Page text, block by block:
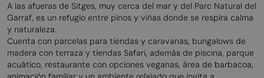
A las afueras de Sitges, muy cerca del mar y del Parc Natural del
Garraf, es un refugio entre pinos y viñas donde se respira calma
y naturaleza.
Cuenta con parcelas para tiendas y caravanas, bungalows de
madera con terraza y tiendas Safari, además de piscina, parque
acuático, restaurante con opciones veganas, área de barbacoa,